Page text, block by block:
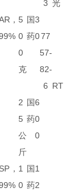
3 光
， 5
0
0
克
国
药
3
077
57-
82-
6 RT
2
5
公
斤
国
药
6
0
0
SP， 1
0
国
药
1
2